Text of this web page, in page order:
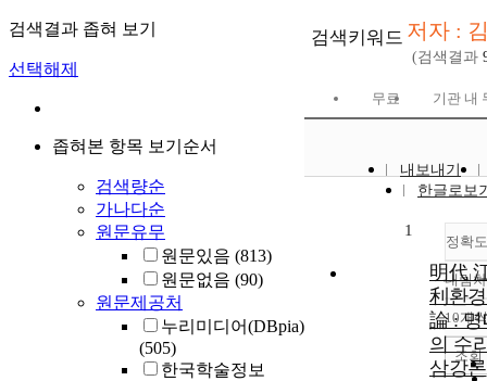
검색결과 좁혀 보기
선택해제
좁혀본 항목 보기순서
검색량순
가나다순
원문유무
원문있음 (813)
원문없음 (90)
원문제공처
누리미디어(DBpia)
(505)
한국학술정보
검색키워드 저자 :
(검색결과
무료 기관 내
내보내기
한글로보
정확
내림
10개
조회
1
明代
利환
論 :
의 수
삼강론